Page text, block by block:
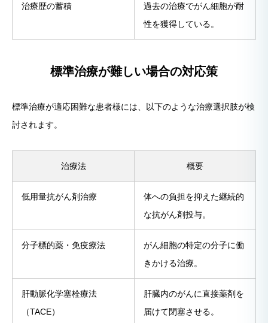
治療歴の蓄積
過去の治療でがん細胞が耐
性を獲得している。
標準治療が難しい場合の対応策
標準治療が適応困難な患者様には、以下のような治療選択肢が検
討されます。
治療法 概要
低用量抗がん剤治療
体への負担を抑えた継続的
な抗がん剤投与。
分子標的薬・免疫療法
がん細胞の特定の分子に働
きかける治療。
肝動脈化学塞栓療法
（TACE）
肝臓内のがんに直接薬剤を
届けて閉塞させる。